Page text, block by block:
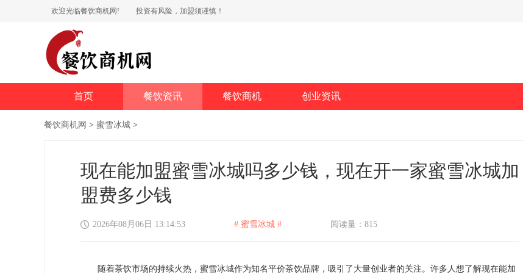
欢迎光临餐饮商机网! 投资有风险，加盟须谨慎！
首页 餐饮资讯 餐饮商机 创业资讯
餐饮商机网 > 蜜雪冰城 >
现在能加盟蜜雪冰城吗多少钱，现在开一家蜜雪冰城加
盟费多少钱
2026年08月06日 13:14:53 # 蜜雪冰城 # 阅读量：815
随着茶饮市场的持续火热，蜜雪冰城作为知名平价茶饮品牌，吸引了大量创业者的关注。许多人想了解现在能加